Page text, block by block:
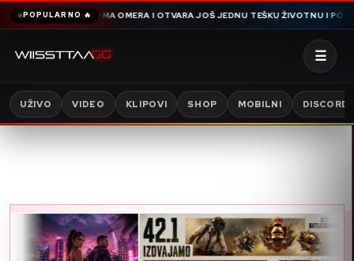
POPULARNO 🔥
SNIMA OMERA I OTVARA JOŠ JEDNU TEŠKU ŽIVOTNU I PORODIČNU
☰
UŽIVO VIDEO KLIPOVI SHOP MOBILNI DISCORD